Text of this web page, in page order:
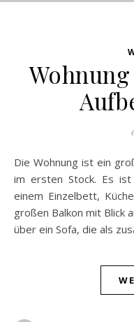
Die Wohnung ist ein großes 50 m ² groß und befindet sich
im ersten Stock. Es
einem Einzelbett,
großen Balkon mit Blick
über ein Sofa, die als